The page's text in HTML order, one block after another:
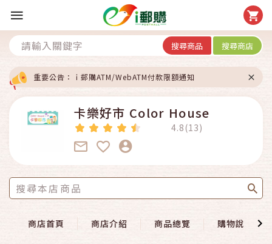
搜尋商品 搜尋商店
重要公告：ｉ郵購ATM/WebATM付款限額通知
卡樂好市 Color House
4.8(13)
商店首頁 商店介紹 商品總覽 購物說明